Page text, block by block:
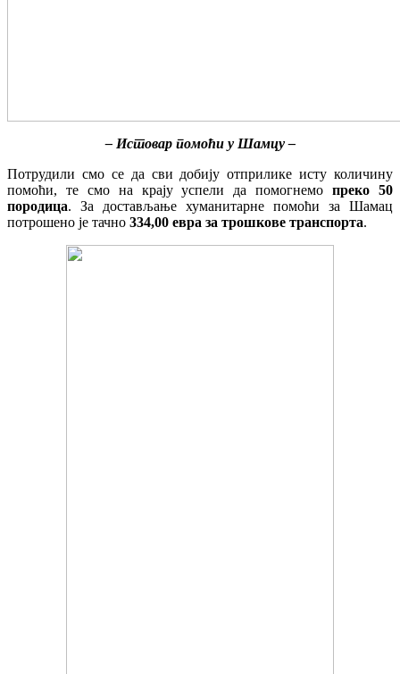
– Истовар помоћи у Шамцу –
Потрудили смо се да сви добију отприлике исту количину
помоћи, те смо на крају успели да помогнемопреко 50
породица. За достављање хуманитарне помоћи за Шамац
потрошено је тачно 334,00 евра за трошкове транспорта.